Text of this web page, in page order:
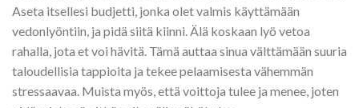
Aseta itsellesi budjetti, jonka olet valmis käyttämään
vedonlyöntiin, ja pidä siitä kiinni. Älä koskaan lyö vetoa
rahalla, jota et voi hävitä. Tämä auttaa sinua välttämään suuria
taloudellisia tappioita ja tekee pelaamisesta vähemmän
stressaavaa. Muista myös, että voittoja tulee ja menee, joten